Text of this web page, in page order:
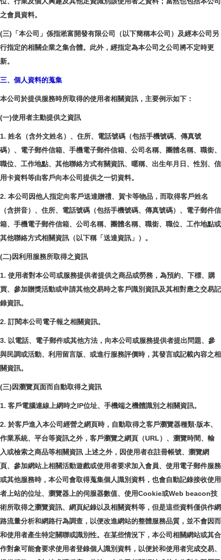
之會員資料。
(三)「本公司」係指淞富開發有限公司（以下簡稱本公司）及經本公司另
行指定的相關企業之集合體。此外，經指定為本公司之公司將不定時更
新。
三、個人資料的蒐集
本公司於提供服務時所取得的使用者相關資訊，主要例示如下：
(一)使用者主動提供之資訊
1. 姓名（含外文姓名）、住所、電話號碼（包括手機號碼、傳真號
碼）、電子郵件信箱、手機電子郵件信箱、公司名稱、團體名稱、職銜、
職位、工作地點、其他聯絡方式有關資訊、暱稱、出生年月日、性別、信
用卡資料等由客戶向本公司提供之一切資料。
2. 本公司因他人指定向客戶送達贈禮、賀卡等物品，而取得客戶姓名
（含拼音）、住所、電話號碼（包括手機號碼、傳真號碼）、電子郵件信
箱、手機電子郵件信箱、公司名稱、團體名稱、職銜、職位、工作地點或
其他聯絡方式相關資訊（以下稱「送達資訊」）。
(二)因利用服務所取得之資訊
1. 使用者對本公司或服務提供者提供之商品或勞務，為預約、下標、購
買、參加贈獎活動或申請其他交易時之客戶識別資訊及其相對應之交易記
錄資訊。
2. 訂閱本公司電子報之相關資訊。
3. 以電話、電子郵件或其他方法，向本公司或服務提供者提出問題、參
與民調或活動、利用留言版、或進行服務評價時，其發言或記載內容之相
關資訊。
(三)因瀏覽頁面而自動取得之資訊
1. 客戶電腦連線上網時之IP位址、手機端之機體識別之相關資訊。
2. 於客戶進入本公司經營之網頁時，自動取得之客戶瀏覽器種類‧版本、
作業系統、平台等資訊之外，客戶瀏覽之網頁（URL）、瀏覽時間、輸
入或檢索之商品等相關資訊 上述之外，因使用者在註冊帳號、瀏覽網
頁、參加網站上相關活動遊戲或使用者要求加入會員、使用電子郵件服務
或其他服務時，本公司會取得蒐集個人識別資料，也會自動記錄接收使用
者上站的位址、瀏覽器上的伺服器數值、使用Cookie或Web beacon技
術所取得之瀏覽資訊、網頁紀錄以及相關資料等，但是這些資料僅供作網
路流量分析和網路行為調查，以便改進網站的整體服務品質，並不會因而
和使用者產生特定關聯或識別性。在某些情況下，本公司相關網站或其合
作對象可能會要求使用者登錄個人識別資料，以便於和使用者完成交易、